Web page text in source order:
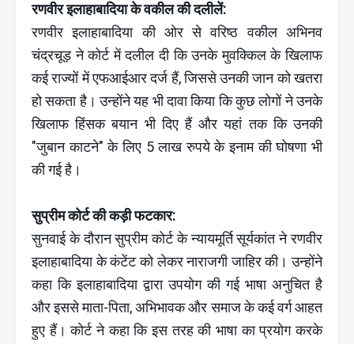
रणवीर इलाहाबादिया के वकील की दलीलें:
रणवीर इलाहाबादिया की ओर से वरिष्ठ वकील अभिनव
चंद्रचूड़ ने कोर्ट में दलील दी कि उनके मुवक्किल के खिलाफ
कई राज्यों में एफआईआर दर्ज हैं, जिससे उनकी जान को खतरा
हो सकता है। उन्होंने यह भी दावा किया कि कुछ लोगों ने उनके
खिलाफ हिंसक बयान भी दिए हैं और यहां तक कि उनकी
"जुबान काटने" के लिए 5 लाख रुपये के इनाम की घोषणा भी
की गई है।
सुप्रीम कोर्ट की कड़ी फटकार:
सुनवाई के दौरान सुप्रीम कोर्ट के न्यायमूर्ति सूर्यकांत ने रणवीर
इलाहाबादिया के कंटेंट को लेकर नाराजगी जाहिर की। उन्होंने
कहा कि इलाहाबादिया द्वारा उपयोग की गई भाषा अनुचित है
और इससे माता-पिता, अभिभावक और समाज के कई वर्ग आहत
हुए हैं। कोर्ट ने कहा कि इस तरह की भाषा का प्रयोग करके